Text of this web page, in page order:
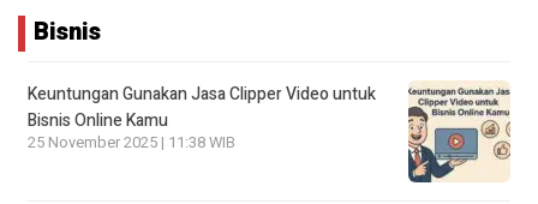
Bisnis
Keuntungan Gunakan Jasa Clipper Video untuk
Bisnis Online Kamu
25 November 2025 | 11:38 WIB